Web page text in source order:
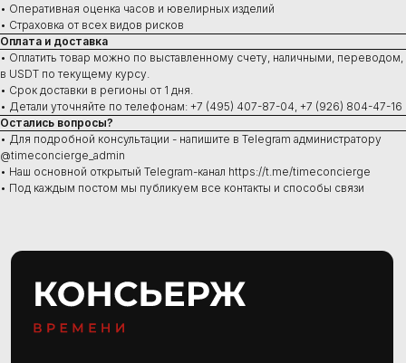
• Оперативная оценка часов и ювелирных изделий
• Страховка от всех видов рисков
Оплата и доставка
• Оплатить товар можно по выставленному счету, наличными, переводом,
в USDT по текущему курсу.
• Срок доставки в регионы от 1 дня.
• Детали уточняйте по телефонам: +7 (495) 407-87-04, +7 (926) 804-47-16
Остались вопросы?
• Для подробной консультации - напишите в Telegram администратору
@timeconcierge_admin
• Наш основной открытый Telegram-канал https://t.me/timeconcierge
• Под каждым постом мы публикуем все контакты и способы связи
Сервис
+7 (495) 407-84-07
Ремонт часов
Диагностика
Проверка на подлинность
Оценка
Сервисное обслуживание